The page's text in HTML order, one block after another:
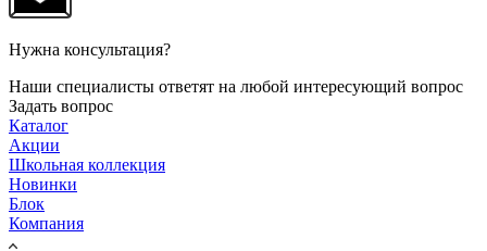
Нужна консультация?
Наши специалисты ответят на любой интересующий вопрос
Задать вопрос
Каталог
Акции
Школьная коллекция
Новинки
Блок
Компания